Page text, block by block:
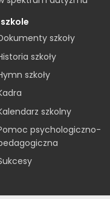
szkoły
szkoły
szkoły
szkolny
psychologiczno-